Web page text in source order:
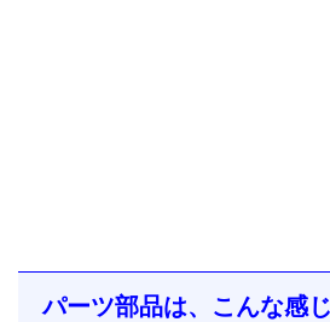
パーツ部品は、こんな感